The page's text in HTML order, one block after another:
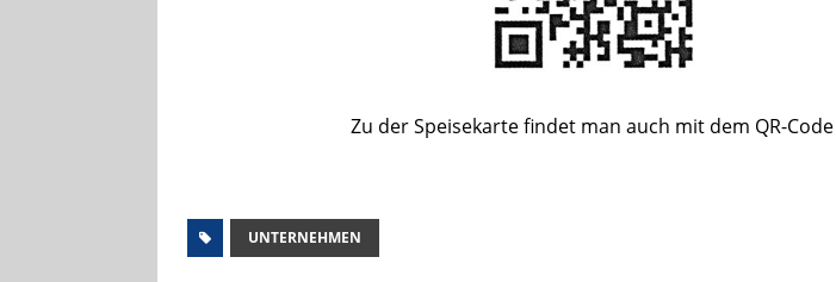
Zu der Speisekarte findet man auch mit dem QR-Code
UNTERNEHMEN